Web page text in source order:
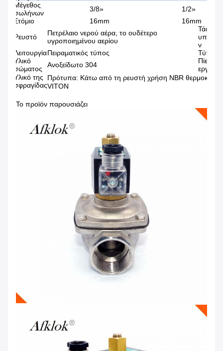
Μέγεθος
σωλήνων
3/8» 1/2»
Στόμιο
16mm 16mm
Ρευστό
Πετρέλαιο νερού αέρα, το ουδέτερο
υγροποιημένου αερίου
Τάση
ν
ΛειτουργίαΠειραματικός τύπος
Τύπος
Υλικό
σώματος
Ανοξείδωτο 304
Πίεση
Υλικό της
σφραγίδας
Πρότυπα: Κάτω από τη ρευστή χρήση NBR
VITON
Το προϊόν παρουσιάζει